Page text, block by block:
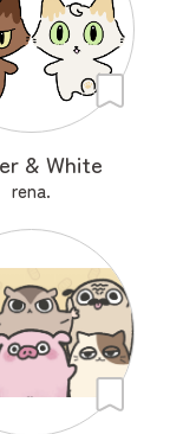
& White
rena.